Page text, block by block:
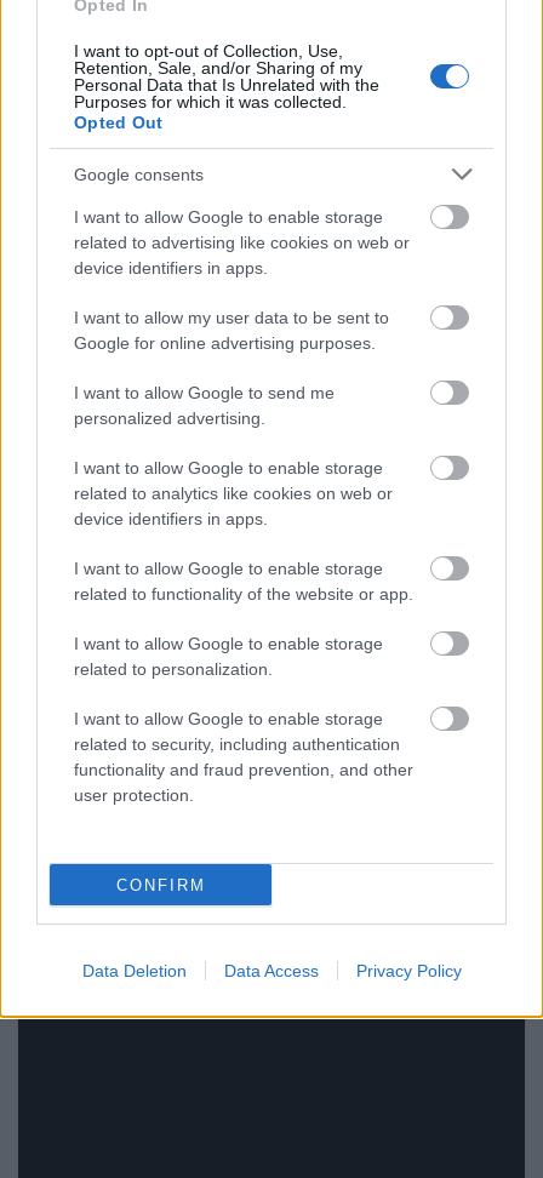
Opted In
I want to opt-out of Collection, Use,
Retention, Sale, and/or Sharing of my
Personal Data that Is Unrelated with the
Purposes for which it was collected.
Opted Out
Google consents
I want to allow Google to enable storage
related to advertising like cookies on web or
device identifiers in apps.
I want to allow my user data to be sent to
Google for online advertising purposes.
I want to allow Google to send me
personalized advertising.
I want to allow Google to enable storage
related to analytics like cookies on web or
device identifiers in apps.
I want to allow Google to enable storage
related to functionality of the website or app.
I want to allow Google to enable storage
related to personalization.
I want to allow Google to enable storage
related to security, including authentication
functionality and fraud prevention, and other
user protection.
CONFIRM
Data Deletion Data Access Privacy Policy
Ha már itt vagyunk: ebből a szögből elég jól lehet
látni, hogy a Füredhosszabb az előző képen látható
Badacsonynál (36 méter vs. 30 méter). És ez nem csak
esztétikai dolog, mert a hosszabb hajótest jobban is
fekszik a vizen.
Volt még egy bónusz aznap: mivel a katamaránok
folyamatosan pörögtek, a napközbeni badacsonyi
sétahajózástaKeszthely vízibuszvégezte. Jó volt
forgolódni látni, no meg a jellegzetesen bugyogó